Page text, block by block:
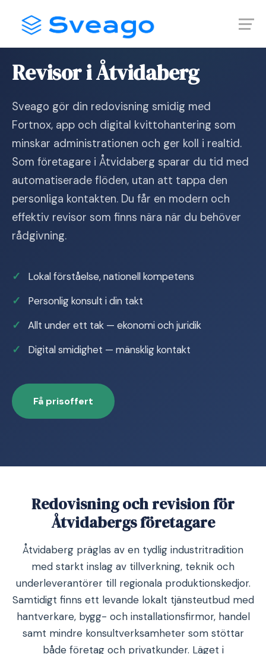
content
Revisor i Åtvidaberg
Sveago gör din redovisning smidig med
Fortnox, app och digital kvittohantering som
minskar administrationen och ger koll i realtid.
Som företagare i Åtvidaberg sparar du tid med
automatiserade flöden, utan att tappa den
personliga kontakten. Du får en modern och
effektiv revisor som finns nära när du behöver
rådgivning.
Lokal förståelse, nationell kompetens
Personlig konsult i din takt
Allt under ett tak — ekonomi och juridik
Digital smidighet — mänsklig kontakt
Få prisoffert
Redovisning och revision för
Åtvidabergs företagare
Åtvidaberg präglas av en tydlig industritradition
med starkt inslag av tillverkning, teknik och
underleverantörer till regionala produktionskedjor.
Samtidigt finns ett levande lokalt tjänsteutbud med
hantverkare, bygg- och installationsfirmor, handel
samt mindre konsultverksamheter som stöttar
både företag och privatkunder. Läget i